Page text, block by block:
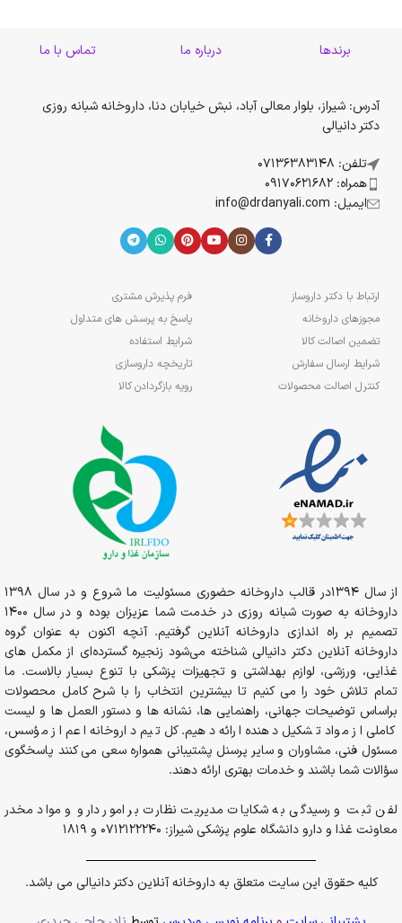
برندها درباره ما تماس با ما
آدرس: شیراز، بلوار معالی آباد، نبش خیابان دنا، داروخانه شبانه روزی
دکتر دانیالی
تلفن: 07136383148
همراه: 09170621682
ایمیل: info@drdanyali.com
ارتباط با دکتر داروساز
مجوزهای داروخانه
تضمین اصالت کالا
شرایط ارسال سفارش
کنترل اصالت محصولات
فرم پذیرش مشتری
پاسخ به پرسش های متداول
شرایط استفاده
تاریخچه داروسازی
رویه بازگردادن کالا
از سال 1394در قالب داروخانه حضوری مسئولیت ما شروع و در سال 1398
داروخانه به صورت شبانه روزی در خدمت شما عزیزان بوده و در سال 1400
تصمیم بر راه اندازی داروخانه آنلاین گرفتیم. آنچه اکنون به عنوان گروه
داروخانه آنلاین دکتر دانیالی شناخته می‌شود زنجیره گسترده‌ای از مکمل های
غذایی، ورزشی، لوازم بهداشتی و تجهیزات پزشکی با تنوع بسیار بالاست. ما
تمام تلاش خود را می کنیم تا بیشترین انتخاب را با شرح کامل محصولات
براساس توضیحات جهانی، راهنمایی ها، نشانه ها و دستور العمل ها و لیست
کاملی از مواد تشکیل دهنده ارائه دهیم. کل تیم داروخانه اعم از مؤسس،
مسئول فنی، مشاوران و سایر پرسنل پشتیبانی همواره سعی می کنند پاسخگوی
سؤالات شما باشند و خدمات بهتری ارائه دهند.
لفن ثبت و رسیدگی به شکایات مدیریت نظارت بر امور دارو و مواد مخدر
معاونت غذا و دارو دانشگاه علوم پزشکی شیراز: 0712122240 و 1819
کلیه حقوق این سایت متعلق به داروخانه آنلاین دکتر دانیالی می باشد.